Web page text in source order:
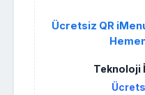
Ücretsiz QR
Teknoloji